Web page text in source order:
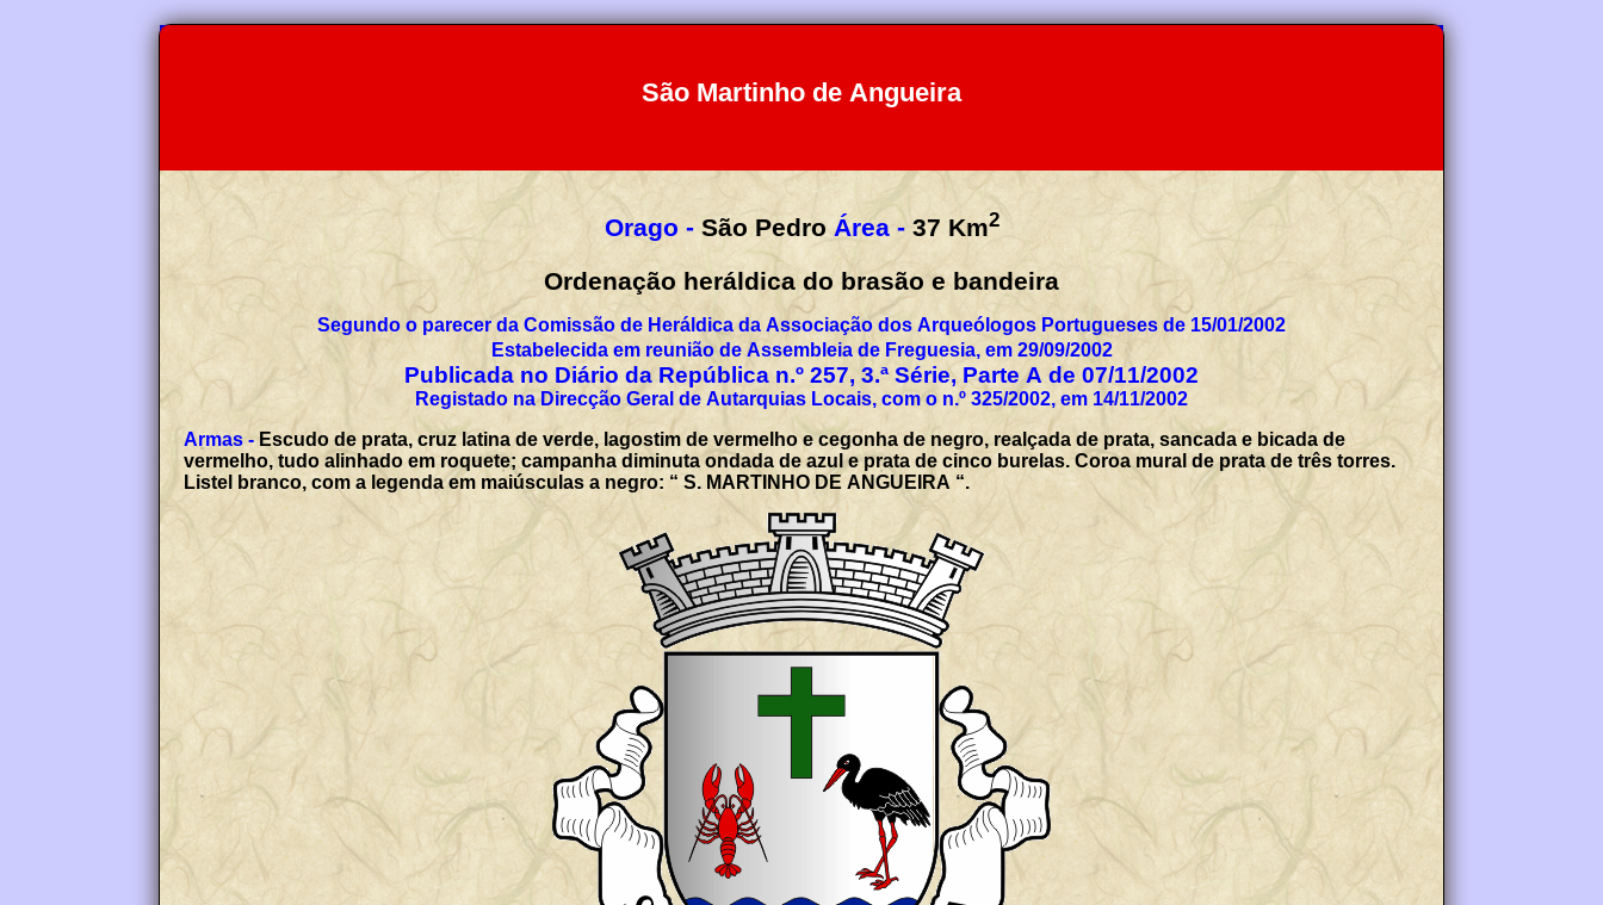
São Martinho de Angueira
Orago - São Pedro Área - 37 Km2
Ordenação heráldica do brasão e bandeira
Segundo o parecer da Comissão de Heráldica da Associação dos Arqueólogos Portugueses de 15/01/2002
Estabelecida em reunião de Assembleia de Freguesia, em 29/09/2002
Publicada no Diário da República n.º 257, 3.ª Série, Parte A de 07/11/2002
Registado na Direcção Geral de Autarquias Locais, com o n.º 325/2002, em 14/11/2002
Armas - Escudo de prata, cruz latina de verde, lagostim de vermelho e cegonha de negro, realçada de prata, sancada e bicada de
vermelho, tudo alinhado em roquete; campanha diminuta ondada de azul e prata de cinco burelas. Coroa mural de prata de três torres.
Listel branco, com a legenda em maiúsculas a negro: “ S. MARTINHO DE ANGUEIRA “.